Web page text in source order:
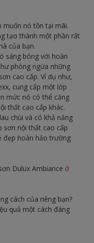
muốn nó tồn tại mãi.
tạo thành một phần rất
của bạn.
sáng bóng với hoàn
phòng ngừa những
cao cấp. Ví dụ như,
cung cấp một lớp
mức nó có thể căng
thất cao cấp khác.
chùi và có khả năng
sơn nội thất cao cấp
đẹp hoàn hảo trường
Dulux Ambiance ở
cách của riêng bạn?
quả một cách đáng